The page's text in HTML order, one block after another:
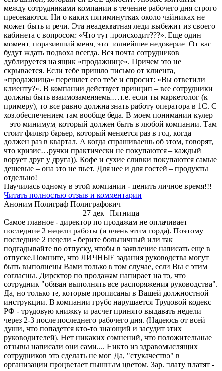
между сотрудниками компании в течение рабочего дня строго
пресекаются. Ни о каких пятиминутках около чайниках не
может быть и речи. Эта неадекватная леди выбежит из своего
кабинета с вопросом: «Что тут происходит???». Еще один
момент, поразивший меня, это полнейшее недоверие. От вас
будут ждать подвоха всегда. Вся почта сотрудников
дублируется на ящик «продажнице». Причем это не
скрывается. Если тебе пришло письмо от клиента,
«продажница» перешлет его тебе и спросит: «Вы ответили
клиенту?». В компании действует принцип – все сотрудники
должны быть взаимозаменяемы…т.е. если ты маркетолог (к
примеру), то все равно должна знать работу оператора в 1С. С
хоз.обеспечением там вообще беда. В моем понимании кулер
– это минимум, который должен быть в любой компании. Там
стоит фильтр барьер, который меняется раз в год, когда
должен раз в квартал. А когда спрашиваешь об этом, говорят,
что кризис…ручки практически не покупаются – каждый
ворует друг у друга)). Кофе и сухие сливки покупаются самые
дешевые – она это не пьет. Для нее и для гостей – продукты
отдельно!
Научилась одному в этой компании - ценить личное время!!!
Читать полностью отзыв и комментарии
Аноним Полиграф Полиграфович
27 дек | Пятница
Самое главное - директор по продажам не оплачивает
последние 2 недели работы (и очень этим горда). Поэтому
последние 2 недели - берите больничный или так
подгадывайте по отпуску, чтобы в заявление написать еще в
отпуске.Помните, что ЛИЧНЫЕ задания руководства могут
быть выполнены Вами только в том случае, если Вы с этим
согласны. Директор по продажам напирает на то, что
сотрудник "обязан выполнять все распоряжения руководства".
Да, но только те, которые прописаны в Вашей должностной
инструкции. В компании грубо нарушается Трудовой кодекс
РФ - трудовую книжку и расчет принято выдавать недели
через 2-3 после последнего рабочего дня. (Надеюсь от всей
души, что попадется кто-то знающий и засудит этих
руководителей). Нет никаких сомнений, что положительные
отзывы написали они сами.... Никто из здравомыслящих
сотрудников это сделать не мог. Да, "стукачество" в
организации процветает пышным цветом. Зар. плату платят -